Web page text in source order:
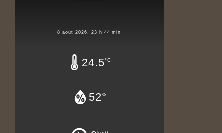
8 août 2026, 23 h 44 min
24.5°C
52%